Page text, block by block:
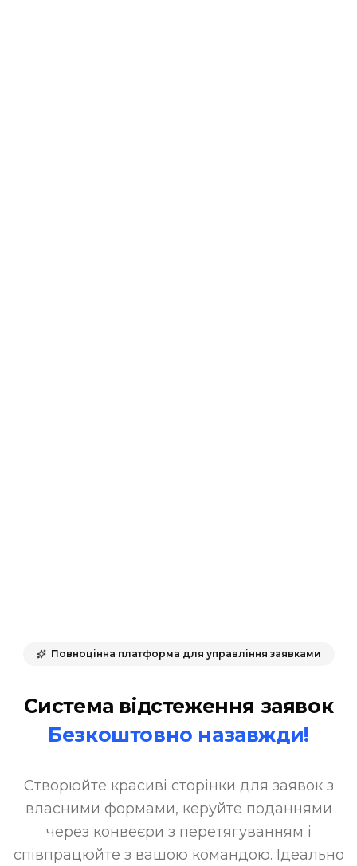
Повноцінна платформа для управління заявками
Система відстеження заявок
Безкоштовно назавжди!
Створюйте красиві сторінки для заявок з
власними формами, керуйте поданнями
через конвеєри з перетягуванням і
співпрацюйте з вашою командою. Ідеально